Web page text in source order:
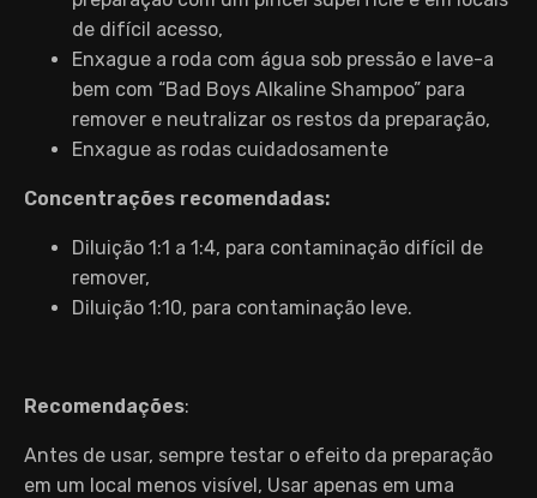
de difícil acesso,
Enxague a roda com água sob pressão e lave-a
bem com “Bad Boys Alkaline Shampoo” para
remover e neutralizar os restos da preparação,
Enxague as rodas cuidadosamente
Concentrações recomendadas:
Diluição 1:1 a 1:4, para contaminação difícil de
remover,
Diluição 1:10, para contaminação leve.
Recomendações:
Antes de usar, sempre testar o efeito da preparação
em um local menos visível, Usar apenas em uma